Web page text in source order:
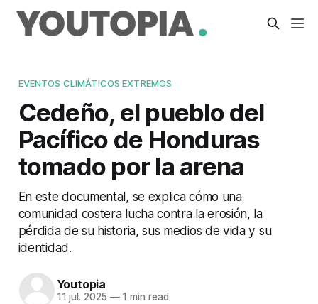
EVENTOS CLIMÁTICOS EXTREMOS
Cedeño, el pueblo del
Pacífico de Honduras
tomado por la arena
En este documental, se explica cómo una
comunidad costera lucha contra la erosión, la
pérdida de su historia, sus medios de vida y su
identidad.
Youtopia
11 jul. 2025 —1 min read